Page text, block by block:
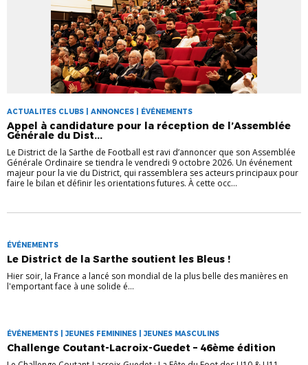
ACTUALITES CLUBS | ANNONCES | ÉVÉNEMENTS
Appel à candidature pour la réception de l’Assemblée
Générale du Dist...
Le District de la Sarthe de Football est ravi d’annoncer que son Assemblée
Générale Ordinaire se tiendra le vendredi 9 octobre 2026. Un événement
majeur pour la vie du District, qui rassemblera ses acteurs principaux pour
faire le bilan et définir les orientations futures. À cette occ...
ÉVÉNEMENTS
Le District de la Sarthe soutient les Bleus !
Hier soir, la France a lancé son mondial de la plus belle des manières en
l'emportant face à une solide é...
ÉVÉNEMENTS | JEUNES FEMININES | JEUNES MASCULINS
Challenge Coutant-Lacroix-Guedet – 46ème édition